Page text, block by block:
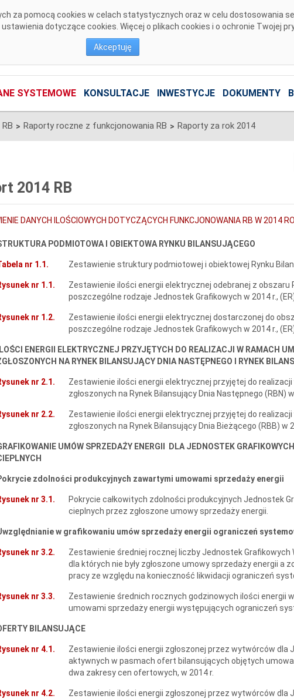
za pomocą cookies w celach statystycznych oraz w celu dostosowania
dotyczące cookies. Więcej o plikach cookies i o ochronie Twojej
Akceptuję
SYSTEMOWE KONSULTACJE INWESTYCJE DOKUMENTY
> Raporty roczne z funkcjonowania RB > Raporty za rok 2014
2014 RB
DANYCH ILOŚCIOWYCH DOTYCZĄCYCH FUNKCJONOWANIA RB W 2014
PODMIOTOWA I OBIEKTOWA RYNKU BILANSUJĄCEGO
nr 1.1. Zestawienie struktury podmiotowej i obiektowej Rynku
nr 1.1.
Zestawienie ilości energii elektrycznej odebranej z obszaru
poszczególne rodzaje Jednostek Grafikowych w 2014 r.,
nr 1.2.
Zestawienie ilości energii elektrycznej dostarczonej do
poszczególne rodzaje Jednostek Grafikowych w 2014 r.,
ILOŚCI ENERGII ELEKTRYCZNEJ PRZYJĘTYCH DO REALIZACJI W RAMACH
NA RYNEK BILANSUJĄCY DNIA NASTĘPNEGO I RYNEK
nr 2.1.
Zestawienie ilości energii elektrycznej przyjętej do
zgłoszonych na Rynek Bilansujący Dnia Następnego (RBN)
nr 2.2.
Zestawienie ilości energii elektrycznej przyjętej do
zgłoszonych na Rynek Bilansujący Dnia Bieżącego (RBB) w
UMÓW SPRZEDAŻY ENERGII DLA JEDNOSTEK
zdolności produkcyjnych zawartymi umowami sprzedaży energii
nr 3.1.
Pokrycie całkowitych zdolności produkcyjnych Jednostek
cieplnych przez zgłoszone umowy sprzedaży energii.
w grafikowaniu umów sprzedaży energii ograniczeń
nr 3.2.
Zestawienie średniej rocznej liczby Jednostek
dla których nie były zgłoszone umowy sprzedaży energii a
pracy ze względu na konieczność likwidacji ograniczeń
nr 3.3.
Zestawienie średnich rocznych godzinowych ilości energii
umowami sprzedaży energii występujących ograniczeń
BILANSUJĄCE
nr 4.1.
Zestawienie ilości energii zgłoszonej przez wytwórców dla
aktywnych w pasmach ofert bilansujących objętych
dwa zakresy cen ofertowych, w 2014 r.
nr 4.2.
Zestawienie ilości energii zgłoszonej przez wytwórców dla